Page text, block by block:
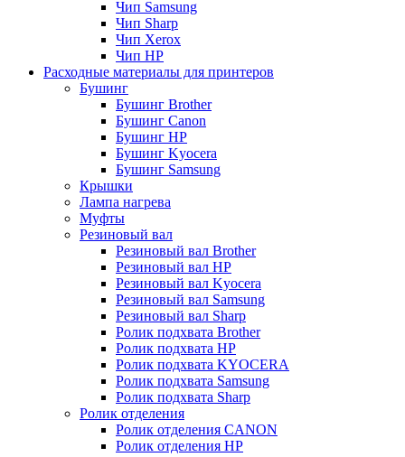
Чип Samsung
Чип Sharp
Чип Xerox
Чип НР
Расходные материалы для принтеров
Бушинг
Бушинг Brother
Бушинг Canon
Бушинг HP
Бушинг Kyocera
Бушинг Samsung
Крышки
Лампа нагрева
Муфты
Резиновый вал
Резиновый вал Brother
Резиновый вал HP
Резиновый вал Kyocera
Резиновый вал Samsung
Резиновый вал Sharp
Ролик подхвата Brother
Ролик подхвата HP
Ролик подхвата KYOCERA
Ролик подхвата Samsung
Ролик подхвата Sharp
Ролик отделения
Ролик отделения CANON
Ролик отделения HP